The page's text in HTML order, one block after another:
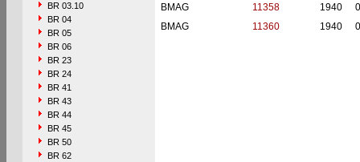
BR 03.10
BR 04
BR 05
BR 06
BR 23
BR 24
BR 41
BR 43
BR 44
BR 45
BR 50
BR 62
BMAG
11358 1940
BMAG
11360 1940